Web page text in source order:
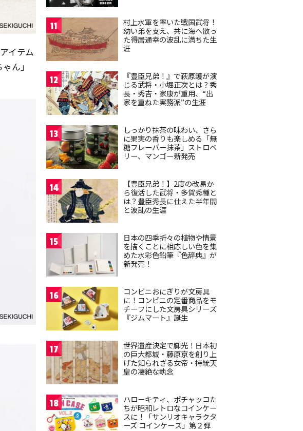
イテム
ん」
11
村上水軍を率いた戦国武将！
幼い弟を支え、共に海へ散っ
た得居通幸の波乱に満ちた生
涯
12
『豊臣兄弟！』で萩原護が演
じる武将・小堀正次とは？秀
長・秀吉・家康が重用、“出
家を重ねた実務派”の生涯
13
しっかり抹茶の味わい、さら
に果実の香りも楽しめる「無
糖フレーバー抹茶」ストロベ
リー、マンゴー新発売
14
【豊臣兄弟！】2度の改易か
ら復活した武将・多賀秀種と
は？豊臣秀長に仕えた半年間
と波乱の生涯
15
日本の四季折々の植物や情景
を描くことに相応しい色を集
めた水彩色鉛筆『色辞典』が
新発売！
16
コンビニおにぎりが文房具
に！コンビニの定番商品をモ
チーフにした文房具シリーズ
『ジムマート』誕生
17
世界遺産決定で脚光！日本初
の巨大都城・藤原京を創り上
げた知られざる女帝・持統天
皇の凄絶な執念
18
ハローキティ、ポチャッコた
ちが昭和レトロなコインケー
スに！「サンリオキャラクタ
ーズ コインケース」第２弾